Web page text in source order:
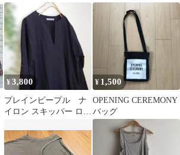
半袖Tシャツ 白×黒
FREEサイズ
ンツ S ネイビー
¥3,800
プレインピープル ナ
イロン スキッパー ロン
¥ 1,500
OPENING CEREMONY
バッグ